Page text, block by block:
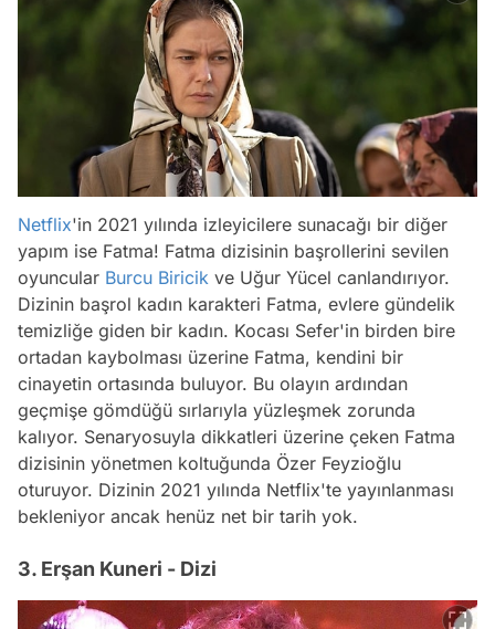
Netflix'in 2021 yılında izleyicilere sunacağı bir diğer
yapım ise Fatma! Fatma dizisinin başrollerini sevilen
oyuncular Burcu Biricik ve Uğur Yücel canlandırıyor.
Dizinin başrol kadın karakteri Fatma, evlere gündelik
temizliğe giden bir kadın. Kocası Sefer'in birden bire
ortadan kaybolması üzerine Fatma, kendini bir
cinayetin ortasında buluyor. Bu olayın ardından
geçmişe gömdüğü sırlarıyla yüzleşmek zorunda
kalıyor. Senaryosuyla dikkatleri üzerine çeken Fatma
dizisinin yönetmen koltuğunda Özer Feyzioğlu
oturuyor. Dizinin 2021 yılında Netflix'te yayınlanması
bekleniyor ancak henüz net bir tarih yok.
3. Erşan Kuneri - Dizi